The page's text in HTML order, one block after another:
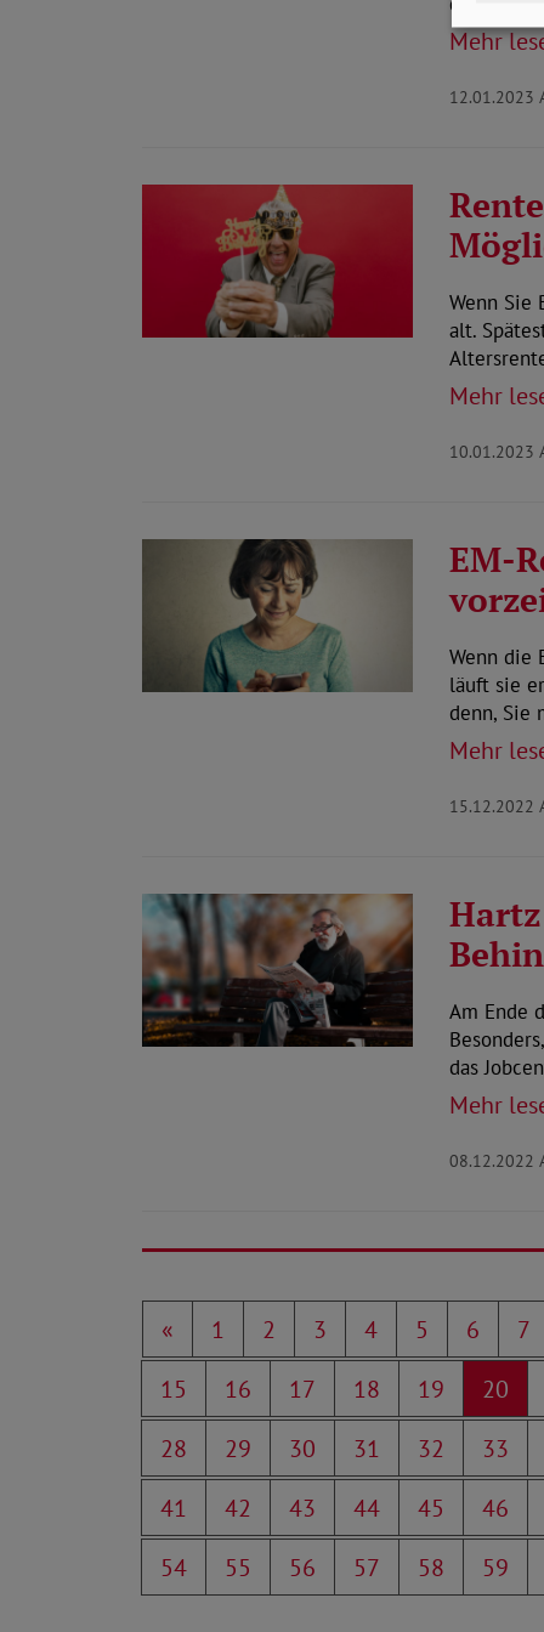
Mehr
12.01.2023
Wenn Sie
alt.
Mehr
10.01.2023
EM-
Wenn die
läuft sie
denn, Sie
Mehr
15.12.2022
Am Ende
das
Mehr
08.12.2022
« 1 2 3 4 5 6 7
15
16 17 18 19 20
28
29 30 31 32 33
41
42 43 44 45 46
54
55 56 57 58 59